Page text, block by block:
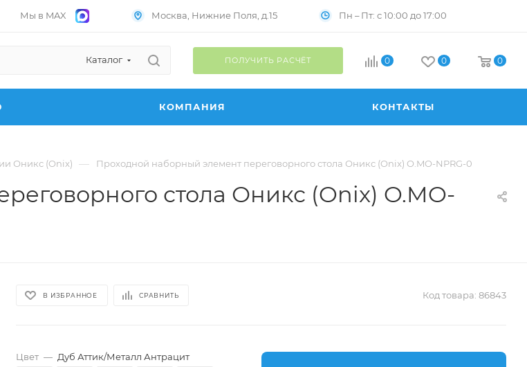
Мы в MAX Москва, Нижние Поля, д.15 Пн – Пт: с 10:00 до 17:00
Каталог ПОЛУЧИТЬ РАСЧЁТ 0 0 0
КОМПАНИЯ КОНТАКТЫ
Оникс (Onix) — Проходной наборный элемент переговорного стола Оникс (Onix) O.MO-NPRG-0
стола Оникс (Onix) O.MO-
В ИЗБРАННОЕ СРАВНИТЬ Код товара: 86843
Цвет — Дуб Аттик/Металл Антрацит